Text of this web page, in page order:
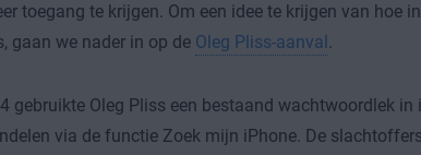
toegang te krijgen. Om een idee te krijgen van hoe
gaan we nader in op de Oleg Pliss-aanval.
gebruikte Oleg Pliss een bestaand wachtwoordlek in
via de functie Zoek mijn iPhone. De